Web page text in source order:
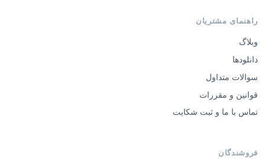
راهنمای مشتریان
وبلاگ
دانلودها
سوالات متداول
قوانین و مقررات
تماس با ما و ثبت شکایت
فروشندگان